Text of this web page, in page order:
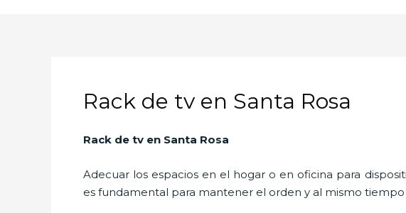
Rack de tv en Santa Rosa
Rack de tv en Santa Rosa
Adecuar los espacios en el hogar o en oficina para
es fundamental para mantener el orden y al mismo